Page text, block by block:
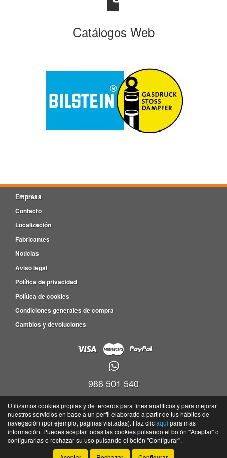
Catálogos Web
Empresa
Contacto
Localización
Fabricantes
Noticias
Aviso legal
Política de privacidad
Política de cookies
Condiciones generales de compra
Cambios y devoluciones
986 501 540
609 83 75 31
Viveiro empresas Barro, P.I. Barro Parc. 4-5, Nave 9, Oficina 17,36692 -
Portela(Barro) - Pontevedra
©Tayser- 2026 -Tienda online de recambios de Gira
Utilizamos cookies propias y de terceros para fines analíticos y para mejorar
nuestros servicios en base a un perfil elaborado a partir de tus hábitos de
navegación (por ejemplo, páginas visitadas). Haz clicaquípara más
información. Puedes aceptar todas las cookies pulsando el botón "Aceptar" o
configurarlas o rechazar su uso pulsando el botón "Configurar".